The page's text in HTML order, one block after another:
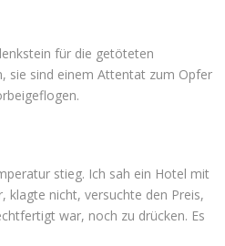
für die getöteten
sie sind einem Attentat zum Opfer
stieg. Ich sah ein Hotel mit
klagte nicht, versuchte den Preis,
war, noch zu drücken. Es